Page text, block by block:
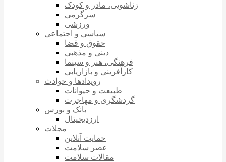
زناشویی، مادر و کودک
سرگرمی
ورزشی
سیاسی و اجتماعی
حقوق و قضا
دینی و مذهبی
فرهنگی، هنر و سینما
کارآفرینی و بازاریابی
رویدادها و حوادث
طبیعت و حیوانات
گردشگری و مهاجرت
بانک و بورس
ارزدیجیتال
مجلات
حمایت آنلاین
عصر سلامت
مقالات سلامت